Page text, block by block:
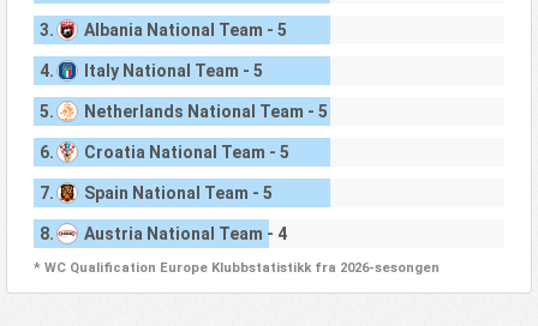
3. Albania National Team - 5
4. Italy National Team - 5
5. Netherlands National Team - 5
6. Croatia National Team - 5
7. Spain National Team - 5
8. Austria National Team - 4
* WC Qualification Europe Klubbstatistikk fra 2026-sesongen